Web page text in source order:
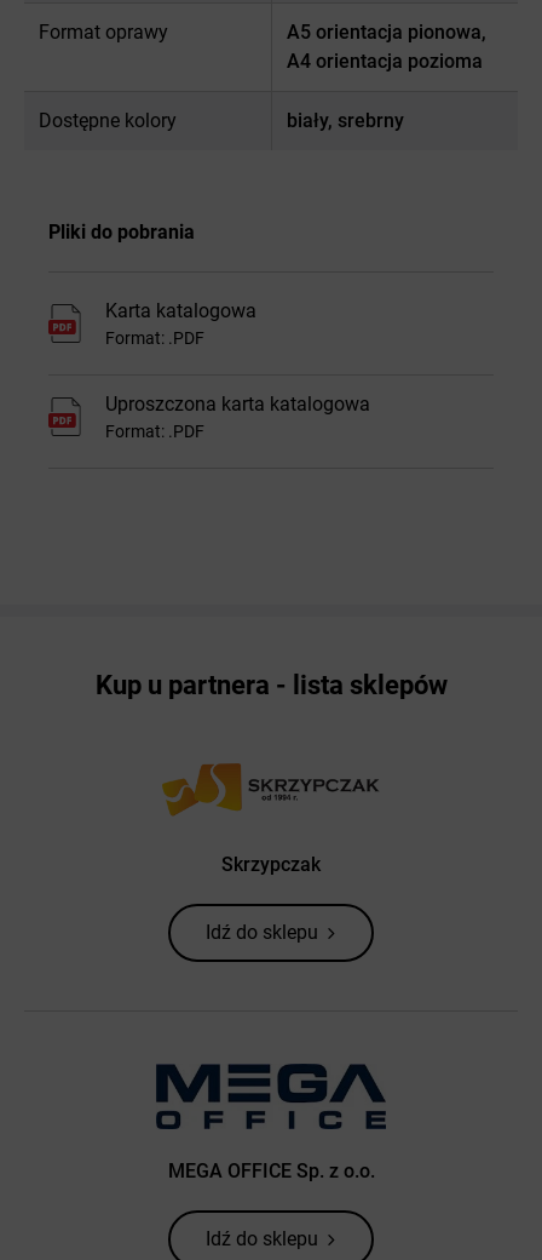
Format oprawy
A5 orientacja pionowa,
A4 orientacja pozioma
Dostępne kolory biały, srebrny
Pliki do pobrania
Karta katalogowa
Format: .PDF
Uproszczona karta katalogowa
Format: .PDF
Kup u partnera - lista sklepów
Skrzypczak
Idź do sklepu
MEGA OFFICE Sp. z o.o.
Idź do sklepu